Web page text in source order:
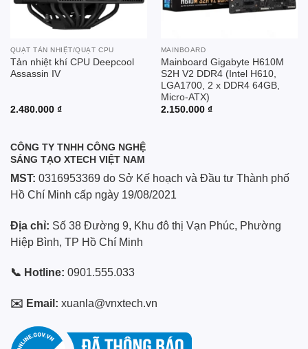
QUẠT TẢN NHIỆT/QUẠT CPU
Tản nhiệt khí CPU Deepcool
Assassin IV
2.480.000 ₫
MAINBOARD
Mainboard Gigabyte H610M
S2H V2 DDR4 (Intel H610,
LGA1700, 2 x DDR4 64GB,
Micro-ATX)
2.150.000 ₫
CÔNG TY TNHH CÔNG NGHỆ
SÁNG TẠO XTECH VIỆT NAM
MST: 0316953369 do Sở Kế hoạch và Đầu tư Thành phố
Hồ Chí Minh cấp ngày 19/08/2021
Địa chỉ: Số 38 Đường 9, Khu đô thị Vạn Phúc, Phường
Hiệp Bình, TP Hồ Chí Minh
📞 Hotline: 0901.555.033
✉️ Email: xuanla@vnxtech.vn